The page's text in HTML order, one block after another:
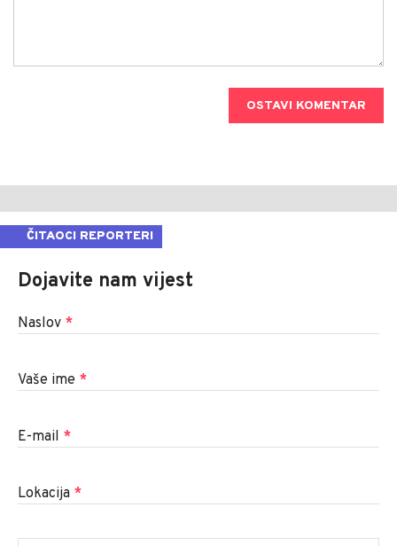
OSTAVI KOMENTAR
ČITAOCI REPORTERI
Dojavite nam vijest
Naslov *
Vaše ime *
E-mail *
Lokacija *